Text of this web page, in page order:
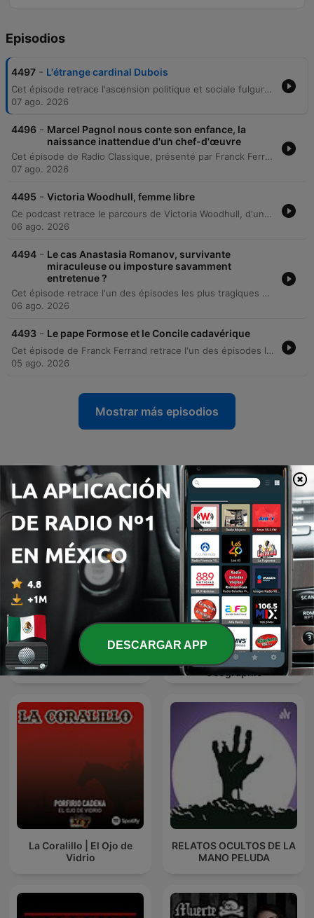
Episodios
4497 - L'étrange cardinal Dubois
Cet épisode retrace l'ascension politique et sociale fulgurante de Guillaume Dubois, d'un fils d'apothicaire devenu une figure indispensable de la Régence. À travers ses fonctions de précepteur puis de diplomate, il parvient à naviguer entre les intrigues de la cour pour s'imposer comme conseiller du Régent, avant d'atteindre le sommet du pouvoir en tant que cardinal et Premier ministre. Malgré son immense succès et son talent de tacticien, l'épisode explore également la fin tragique de ce manipulateur hors pair. Sa vie s'achève par un déclin physique douloureux et une mort suite à une opération chirurgicale, marquant la fin d'un parcours marqué par l'ambition et l'efficacité politique.
07 ago. 2026
4496 - Marcel Pagnol nous conte son enfance, la
naissance inattendue d'un chef-d'œuvre
Cet épisode de Radio Classique, présenté par Franck Ferrand, retrace la genèse littéraire de Marcel Pagnol et l'émergence de son œuvre emblématique, La Gloire de mon père. L'animateur explore la transition de l'auteur, passant du succès du théâtre et du cinéma à une redécouverte de la prose, déclenchée par une rencontre fortuite avec Hélène Lazareff. À travers une analyse sensible, le récit plonge dans les souvenirs d'enfance de Pagnol en Provence, évoquant la figure de son père instituteur, l'amour maternel d'Augustine et la richesse du langage provençal. L'épisode examine comment l'auteur a transformé ses souvenirs personnels et ses transgressions d'enfant en un monument de la littérature française, célébrant une Provence idéalisée et empreinte de tendresse.
07 ago. 2026
4495 - Victoria Woodhull, femme libre
Ce podcast retrace le parcours de Victoria Woodhull, d'une enfance mystique dans l'Ohio à son ascension en tant que figure emblématique du féminisme et du socialisme aux États-Unis. On découvre son évolution de voyante à agent de change à Wall Street, ainsi que ses actions politiques audacieuses pour le droit des femmes. L'épisode explore également sa trajectoire marquée par l'activisme radical, sa chute sociale et son emprisonnement. Après une période d'exil et un mariage avec un riche banquier, elle finit sa vie en retrait, ayant survécu jusqu'à l'obtention du droit de vote pour les femmes.
06 ago. 2026
4494 - Le cas Anastasia Romanov, survivante
miraculeuse ou imposture savamment
entretenue ?
Cet épisode retrace l'un des épisodes les plus tragiques et mystérieux de l'histoire du XXe siècle : le massacre de la famille Romanov à Yekaterinbourg en juillet 1918. Franck Ferrand explore les détails de l'exécution de Nicolas II, de son épouse Alexandra et de leurs enfants par les bolcheviques, ainsi que les enquêtes qui ont suivi. Le récit plonge ensuite dans le mystère Anna Anderson, une femme apparue à Berlin en 1920 et prétendant être la grande duchesse Anastasia. À travers les procès interminables, les enjeux financiers liés au patrimoine impérial et les analyses ADN contemporaines, l'émission examine la frontière ténue entre la survie miraculeuse et l'imposture orchestrée.
06 ago. 2026
4493 - Le pape Formose et le Concile cadavérique
Cet épisode de Franck Ferrand retrace l'un des épisodes les plus singuliers et macabres de l'histoire de la papauté : le concile cadavérique. À travers le destin du pape Formose, l'animateur décrit une période de chaos extrême à la fin du IXe siècle, marquée par une succession rapide de pontifes, des intrigues de palais vénimeuses et des luttes de pouvoir entre les dynasties carolingiennes et les familles romaines comme les de Spolette. L'histoire culmine avec l'exhumation, le procès posthume et la dégradation publique du cadavre de Formose par son successeur Étienne VI. Le récit explore les enjeux politiques et territoriaux de l'époque, où la papauté tente de maintenir son indépendance face aux ambitions impériales. Entre excommunications, empoisonnements et manipulations juridiques, ce portrait historique dévoile une Rome divisée et une institution plongée dans une instabilité profonde, où même la mort ne garantit pas la fin des poursuites judiciaires.
05 ago. 2026
Mostrar más episodios
Más podcasts de Historia
Ver todo
La Verdadera Historia de
México
Curiosidades de la
Historia National
Geographic
La Coralillo | El Ojo de
Vidrio
RELATOS OCULTOS DE LA
MANO PELUDA
DESCARGAR APP